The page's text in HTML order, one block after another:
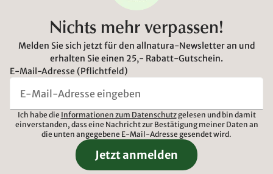
Nichts mehr verpassen!
Melden Sie sich jetzt für den allnatura-Newsletter an und
erhalten Sie einen 25,- Rabatt-Gutschein.
E-Mail-Adresse (Pflichtfeld)
Ich habe die Informationen zum Datenschutzgelesen und bin damit
einverstanden, dass eine Nachricht zur Bestätigung meiner Daten an
die unten angegebene E-Mail-Adresse gesendet wird.
Jetzt anmelden